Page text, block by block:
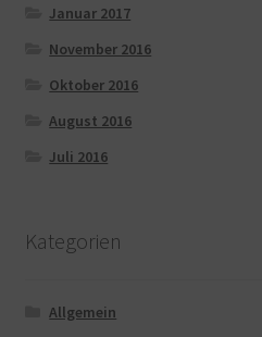
Januar 2017
November 2016
Oktober 2016
August 2016
Juli 2016
Kategorien
Allgemein